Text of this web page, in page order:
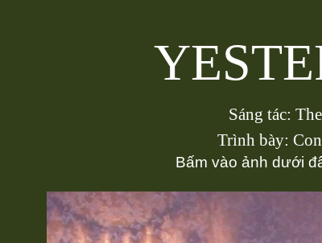
Sáng tác:
Trình bày:
Bấm vào ảnh dưới